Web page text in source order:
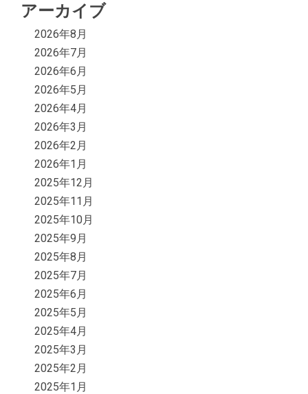
アーカイブ
2026年8月
2026年7月
2026年6月
2026年5月
2026年4月
2026年3月
2026年2月
2026年1月
2025年12月
2025年11月
2025年10月
2025年9月
2025年8月
2025年7月
2025年6月
2025年5月
2025年4月
2025年3月
2025年2月
2025年1月